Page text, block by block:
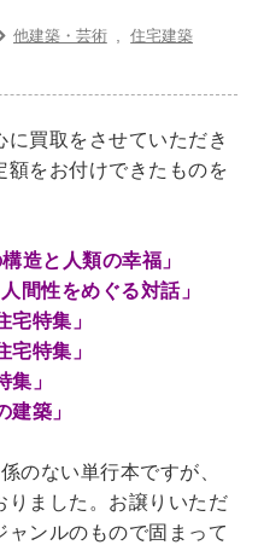
書
ング・セールス
ーダーシップ
経営学
音楽
・建築デザイン
彫刻・工芸
西洋の建築
他建築・芸術
住宅建築
買取をさせていただき
額をお付けできたものを
造と人類の幸福」
間性をめぐる対話」
宅特集」
宅特集」
集」
建築」
のない単行本ですが、
りました。お譲りいただ
ャンルのもので固まって